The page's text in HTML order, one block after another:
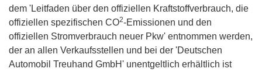
dem 'Leitfaden über den offiziellen Kraftstoffverbrauch, die
offiziellen spezifischen CO2-Emissionen und den
offiziellen Stromverbrauch neuer Pkw' entnommen werden,
der an allen Verkaufsstellen und bei der 'Deutschen
Automobil Treuhand GmbH' unentgeltlich erhältlich ist